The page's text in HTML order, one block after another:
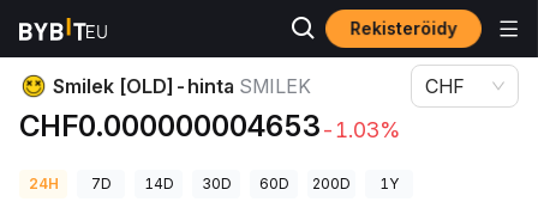
Rekisteröidy
Kryptohinnat Smilek [OLD]-hinta SMILEK
Smilek [OLD]-hinta SMILEK
CHF0.000000004653-1.03%
CHF
24H 7D 14D 30D 60D 200D 1Y